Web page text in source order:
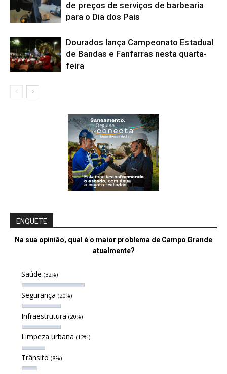
de preços de serviços de barbearia
para o Dia dos Pais
Dourados lança Campeonato Estadual
de Bandas e Fanfarras nesta quarta-
feira
ENQUETE
Na sua opinião, qual é o maior problema de Campo Grande
atualmente?
Saúde (32%)
Segurança (20%)
Infraestrutura (20%)
Limpeza urbana (12%)
Trânsito (8%)